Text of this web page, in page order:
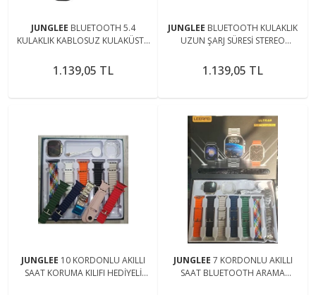
JUNGLEE BLUETOOTH 5.4
KULAKLIK KABLOSUZ KULAKÜSTÜ
HİFİ BASS+
1.139,05 TL
JUNGLEE BLUETOOTH KULAKLIK
UZUN ŞARJ SÜRESİ STEREO
MİKROFONLU KULAKÜSTÜ
KULAKLIK
1.139,05 TL
JUNGLEE 10 KORDONLU AKILLI
SAAT KORUMA KILIFI HEDİYELİ
JUNGLEE 7 KORDONLU AKILLI
SAAT BLUETOOTH ARAMA